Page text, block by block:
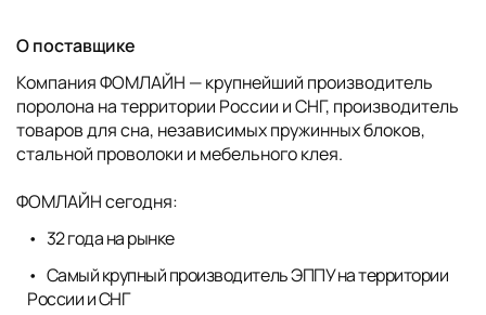
О поставщике
Компания ФОМЛАЙН — крупнейший производитель
поролона на территории России и СНГ, производитель
товаров для сна, независимых пружинных блоков,
стальной проволоки и мебельного клея.
ФОМЛАЙН сегодня:
32 года на рынке
Самый крупный производитель ЭППУ на территории
России и СНГ